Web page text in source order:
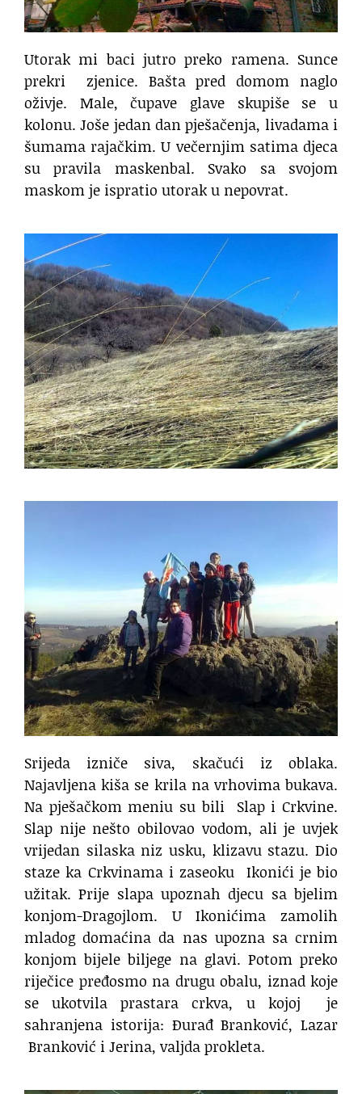
Utorak mi baci jutro preko ramena. Sunce
prekri
zjenice. Bašta pred domom naglo
oživje. Male, čupave glave skupiše se u
kolonu. Joše jedan dan pješačenja, livadama i
šumama rajačkim. U večernjim satima djeca
su pravila maskenbal. Svako sa svojom
maskom je ispratio utorak u nepovrat.
Srijeda izniče siva, skačući iz oblaka.
Najavljena kiša se krila na vrhovima bukava.
Na pješačkom meniu su bili
Slap i Crkvine.
Slap nije nešto obilovao vodom, ali je uvjek
vrijedan silaska niz usku, klizavu stazu. Dio
staze ka Crkvinama i zaseoku Ikonići je bio
užitak. Prije slapa upoznah djecu sa bjelim
konjom-Dragojlom. U Ikonićima zamolih
mladog domaćina da nas upozna sa crnim
konjom bijele biljege na glavi. Potom preko
riječice pređosmo na drugu obalu, iznad koje
se ukotvila prastara crkva, u kojoj
je
sahranjena istorija: Đurađ Branković, Lazar
Branković i Jerina, valjda prokleta.